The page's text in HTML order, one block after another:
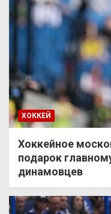
ХОККЕЙ
Хоккейное
подарок
динамовцев